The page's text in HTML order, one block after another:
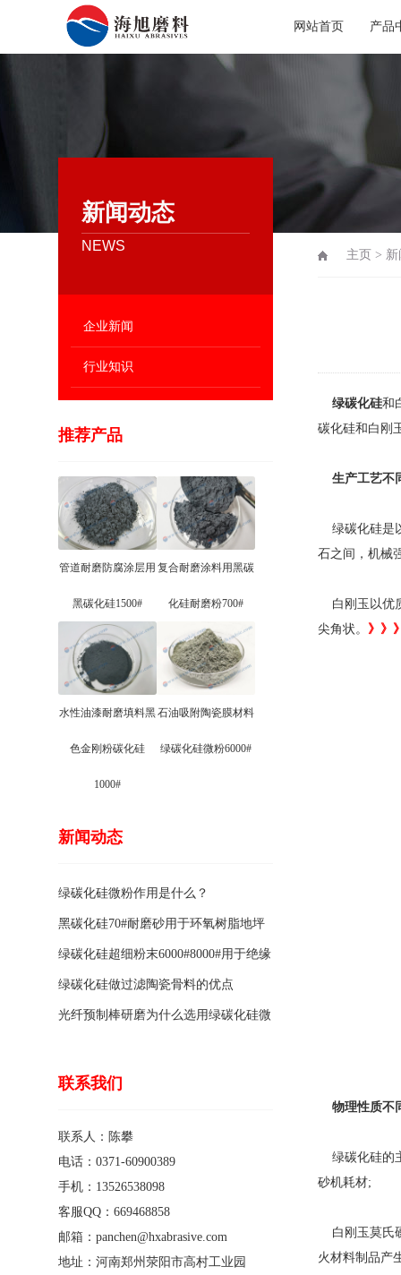
网站首页 产品
新闻动态
NEWS
企业新闻
行业知识
推荐产品
管道耐磨防腐涂层用
黑碳化硅1500#
复合耐磨涂料用黑碳
化硅耐磨粉700#
水性油漆耐磨填料黑
色金刚粉碳化硅
1000#
石油吸附陶瓷膜材料
绿碳化硅微粉6000#
新闻动态
绿碳化硅微粉作用是什么？
黑碳化硅70#耐磨砂用于环氧树脂地坪
骨料的特点有哪些？
绿碳化硅超细粉末6000#8000#用于绝缘
涂料的优点
绿碳化硅做过滤陶瓷骨料的优点
光纤预制棒研磨为什么选用绿碳化硅微
联系我们
联系人：陈攀
电话：0371-60900389
手机：13526538098
客服QQ：669468858
邮箱：panchen@hxabrasive.com
地址：河南郑州荥阳市高村工业园
主页 >
绿碳化硅和
碳化硅和白刚
生产工艺不
绿碳化硅是
石之间，机械
白刚玉以优
尖角状。 》》
物理性质不
绿碳化硅的
砂机耗材;
白刚玉莫氏
火材料制品产